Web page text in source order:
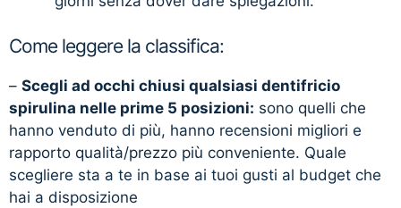
Come leggere la classifica:
– Scegli ad occhi chiusi qualsiasi dentifricio
spirulina nelle prime 5 posizioni: sono quelli che
hanno venduto di più, hanno recensioni migliori e
rapporto qualità/prezzo più conveniente. Quale
scegliere sta a te in base ai tuoi gusti al budget che
hai a disposizione